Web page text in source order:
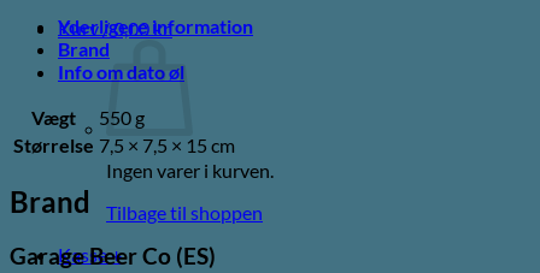
Kurv /0,00kr.
Ingen varer i kurven.
Tilbage til shoppen
Kasse+
Yderligere information
Brand
Info om dato øl
Vægt
550 g
Størrelse 7,5 × 7,5 × 15 cm
Brand
Garage Beer Co (ES)